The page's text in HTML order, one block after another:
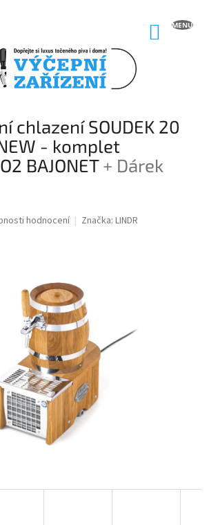
chlazení SOUDEK 20
- komplet
BAJONET+ Dárek
hodnocení Značka: LINDR